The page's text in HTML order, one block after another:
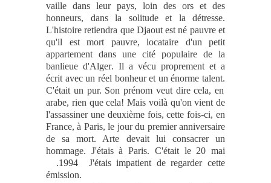
vaille dans leur pays, loin des ors et des
honneurs, dans la solitude et la détresse.
L'histoire retiendra que Djaout est né pauvre et
qu'il est mort pauvre, locataire d'un petit
appartement dans une cité populaire de la
banlieue d'Alger. Il a vécu proprement et a
écrit avec un réel bonheur et un énorme talent.
C'était un pur. Son prénom veut dire cela, en
arabe, rien que cela! Mais voilà qu'on vient de
l'assassiner une deuxième fois, cette fois-ci, en
France, à Paris, le jour du premier anniversaire
de sa mort. Arte devait lui consacrer un
hommage. J'étais à Paris. C'était le 20 mai
J'étais impatient de regarder cette
émission.